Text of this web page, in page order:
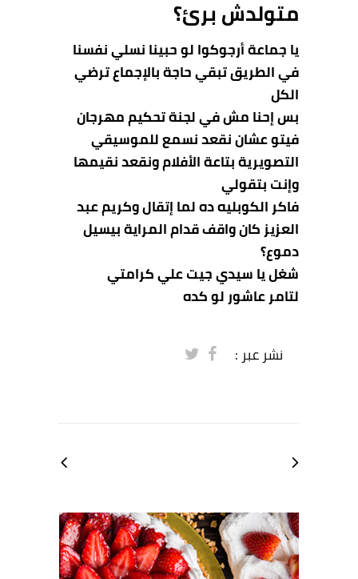
متولدش برئ؟
يا جماعة أرجوكوا لو حبينا نسلي نفسنا
في الطريق تبقي حاجة بالإجماع ترضي
الكل
بس إحنا مش في لجنة تحكيم مهرجان
فيتو عشان نقعدنسمع للموسيقي
التصويرية بتاعة الأفلام ونقعد نقيمها
وإنت بتقولي
فاكر الكوبليه ده لما إتقال وكريم عبد
العزيز كان واقف قدام المراية بيسيل
دموع؟
شغل يا سيدي جيت علي كرامتي
لتامر عاشور لو كده
نشر عبر :